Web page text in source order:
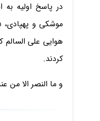
در پاسخ اولیه
کردند.
و ما النصر الا من